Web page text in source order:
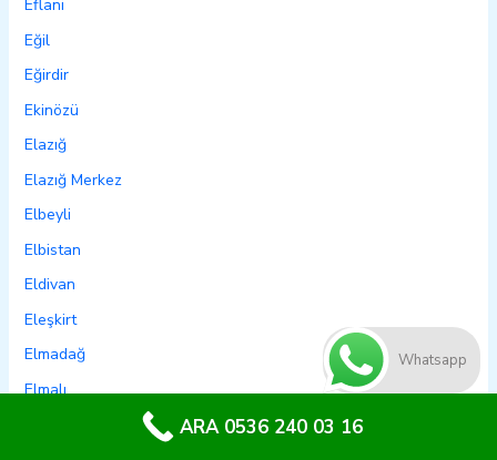
Eflani
Eğil
Eğirdir
Ekinözü
Elazığ
Elazığ Merkez
Elbeyli
Elbistan
Eldivan
Eleşkirt
Elmadağ
Elmalı
Whatsapp
ARA 0536 240 03 16